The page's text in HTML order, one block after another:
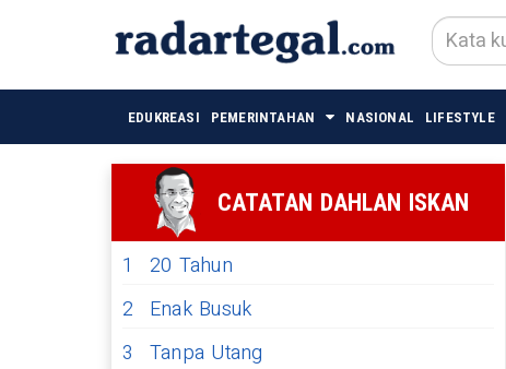
EDUKREASI PEMERINTAHAN NASIONAL LIFESTYLE
CATATAN DAHLAN ISKAN
1
20 Tahun
2
Enak Busuk
3
Tanpa Utang